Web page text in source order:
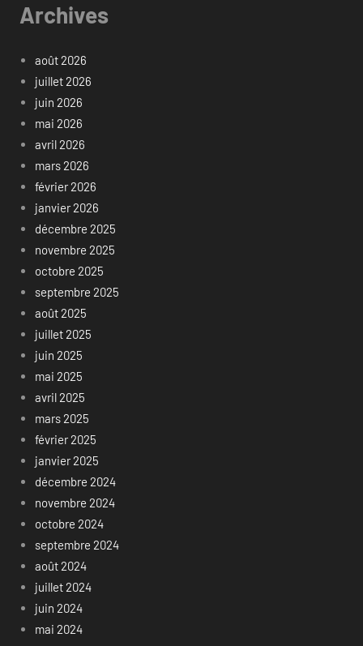
Archives
août 2026
juillet 2026
juin 2026
mai 2026
avril 2026
mars 2026
février 2026
janvier 2026
décembre 2025
novembre 2025
octobre 2025
septembre 2025
août 2025
juillet 2025
juin 2025
mai 2025
avril 2025
mars 2025
février 2025
janvier 2025
décembre 2024
novembre 2024
octobre 2024
septembre 2024
août 2024
juillet 2024
juin 2024
mai 2024